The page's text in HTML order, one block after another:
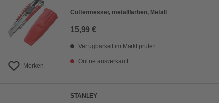
Merken
Cuttermesser, metallfarben, Metall
15,99 €
Verfügbarkeit im Markt prüfen
Online ausverkauft
STANLEY